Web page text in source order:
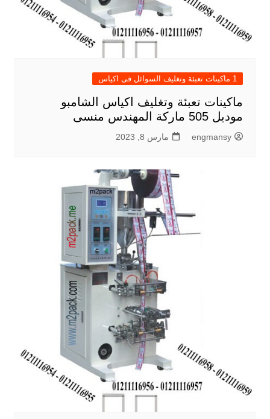
1 ماكينات تعبئة وتغليف السوائل فى اكياس
ماكينات تعبئة وتغليف اكياس الشامبو
موديل 505 ماركة المهندس منسى
engmansy مارس 8, 2023